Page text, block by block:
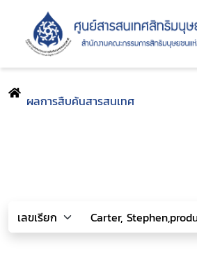
ผลการสืบค้นสารสนเทศ